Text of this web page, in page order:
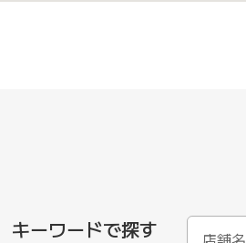
キーワードで探す